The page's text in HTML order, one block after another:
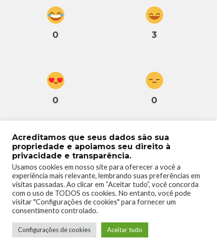
0 3
0 0
0
Acreditamos que seus dados são sua
propriedade e apoiamos seu direito à
privacidade e transparência.
Usamos cookies em nosso site para oferecer a você a
experiência mais relevante, lembrando suas preferências em
visitas passadas. Ao clicar em “Aceitar tudo”, você concorda
com o uso de TODOS os cookies. No entanto, você pode
visitar "Configurações de cookies" para fornecer um
consentimento controlado.
Configurações de cookies Aceitar tudo